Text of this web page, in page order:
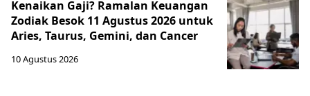
Kenaikan Gaji? Ramalan Keuangan
Zodiak Besok 11 Agustus 2026 untuk
Aries, Taurus, Gemini, dan Cancer
10 Agustus 2026